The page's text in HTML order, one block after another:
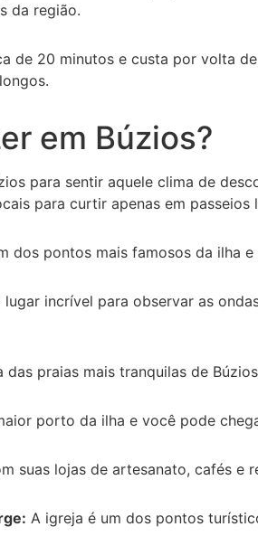
da região.
de 20 minutos e custa por volta
em Búzios?
para sentir aquele clima de
para curtir apenas em
dos pontos mais famosos da ilha
lugar incrível para observar as
das praias mais tranquilas de
porto da ilha e você pode
suas lojas de artesanato, cafés e
A igreja é um dos pontos